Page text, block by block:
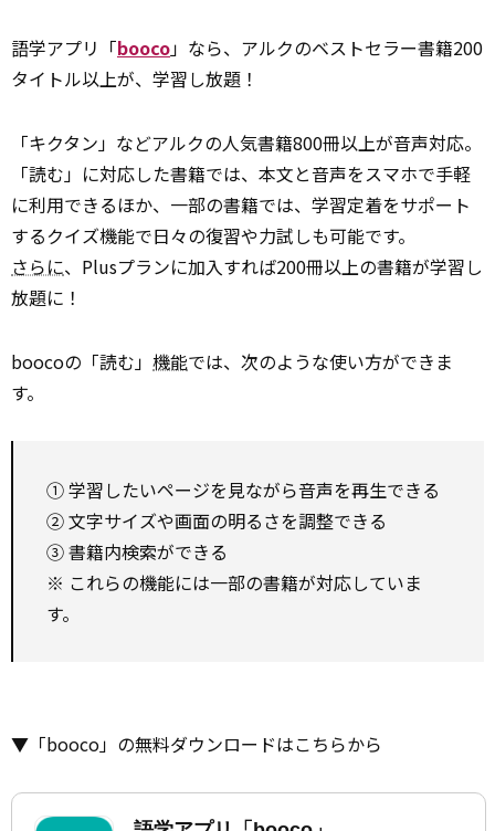
語学アプリ「booco」なら、アルクのベストセラー書籍200
タイトル以上が、学習し放題！
「キクタン」などアルクの人気書籍800冊以上が音声対応。
「読む」に対応した書籍では、本文と音声をスマホで手軽
に利用できるほか、一部の書籍では、学習定着をサポート
するクイズ機能で日々の復習や力試しも可能です。
さらに、Plusプランに加入すれば200冊以上の書籍が学習し
放題に！
boocoの「読む」 機能では、次のような使い方ができま
す。
① 学習したいページを見ながら音声を再生できる
② 文字サイズや画面の明るさを調整できる
③ 書籍内検索ができる
※ これらの機能には一部の書籍が対応していま
す。
▼「booco」の無料ダウンロードはこちらから